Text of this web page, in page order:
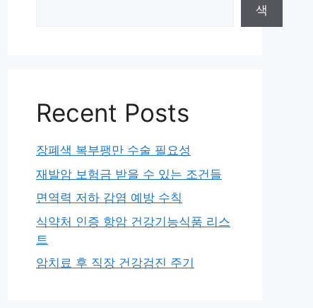
색
Recent Posts
장폐색 복부팽만 수술 필요성
재발암 보험금 받을 수 있는 조건들
면역력 저하 감염 예방 수칙
식약처 인증 항암 건강기능식품 리스
트
암치료 후 직장 건강검진 주기